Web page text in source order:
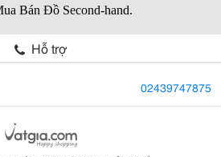
Hỗ trợ
02439747875